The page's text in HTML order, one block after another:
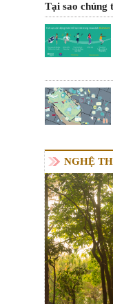
Tại sao chúng
NGHỆ